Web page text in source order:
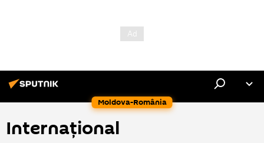
Moldova-România
Internaţional